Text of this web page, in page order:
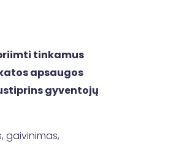
tinkamus
apsaugos
gyventojų
gaivinimas,